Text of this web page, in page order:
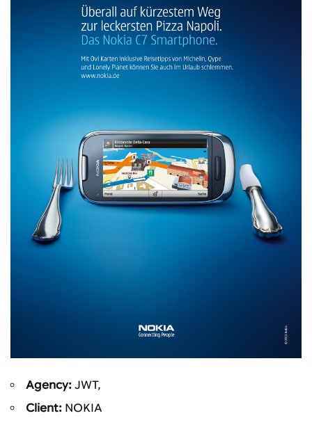
Agency:JWT,
Client:NOKIA